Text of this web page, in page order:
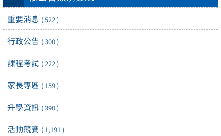
重要消息 ( 522 )
行政公告 ( 300 )
課程考試 ( 222 )
家長專區 ( 159 )
升學資訊 ( 390 )
活動競賽 ( 1,191 )